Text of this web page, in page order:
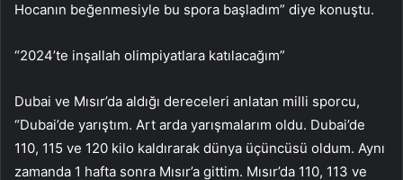
Hocanın beğenmesiyle bu spora başladım” diye konuştu.
“2024’te inşallah olimpiyatlara katılacağım”
Dubai ve Mısır’da aldığı dereceleri anlatan milli sporcu,
“Dubai’de yarıştım. Art arda yarışmalarım oldu. Dubai’de
110, 115 ve 120 kilo kaldırarak dünya üçüncüsü oldum. Aynı
zamanda 1 hafta sonra Mısır’a gittim. Mısır’da 110, 113 ve